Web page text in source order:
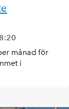
månad för
i